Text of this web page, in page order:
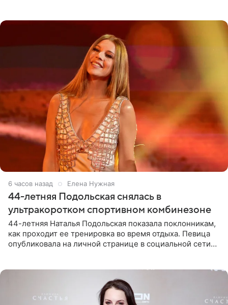
6 часов назад Елена Нужная
44-летняя Подольская снялась в
ультракоротком спортивном комбинезоне
44-летняя Наталья Подольская показала поклонникам,
как проходит ее тренировка во время отдыха. Певица
опубликовала на личной странице в социальной сети